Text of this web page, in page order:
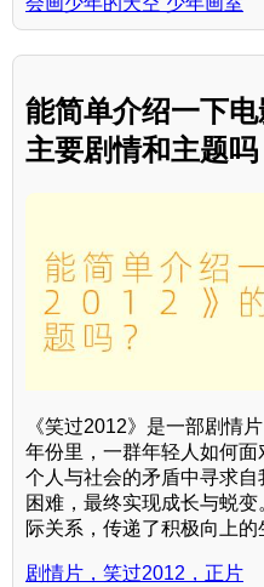
能简单介绍一下
主要剧情和主题吗
《笑过2012》是一部剧情
年份里，一群年轻人如何
个人与社会的矛盾中寻求
困难，最终实现成长与蜕
际关系，传递了积极向上的
剧情片，笑过2012，正片